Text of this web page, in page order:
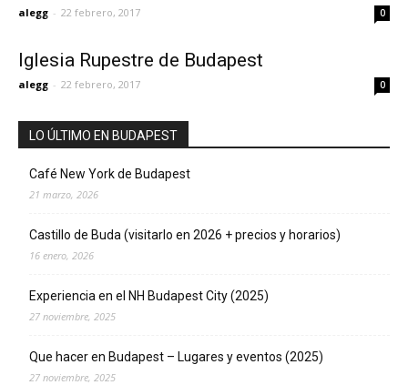
alegg - 22 febrero, 2017 0
Iglesia Rupestre de Budapest
alegg - 22 febrero, 2017 0
LO ÚLTIMO EN BUDAPEST
Café New York de Budapest
21 marzo, 2026
Castillo de Buda (visitarlo en 2026 + precios y horarios)
16 enero, 2026
Experiencia en el NH Budapest City (2025)
27 noviembre, 2025
Que hacer en Budapest – Lugares y eventos (2025)
27 noviembre, 2025